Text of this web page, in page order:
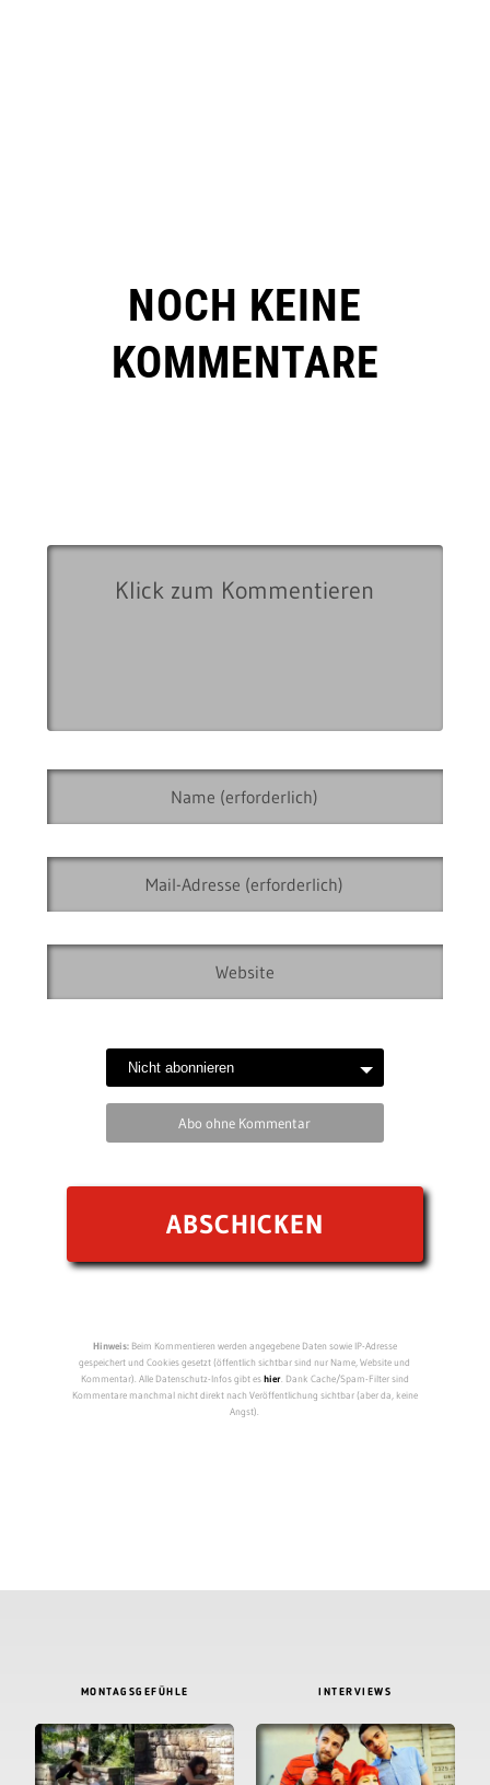
NOCH KEINE
KOMMENTARE
Abo ohne Kommentar
Hinweis:Beim Kommentieren werden angegebene Daten sowie IP-Adresse
gespeichert und Cookies gesetzt (öffentlich sichtbar sind nur Name, Website und
Kommentar). Alle Datenschutz-Infos gibt eshier. Dank Cache/Spam-Filter sind
Kommentare manchmal nicht direkt nach Veröffentlichung sichtbar (aber da, keine
Angst).
MONTAGSGEFÜHLE INTERVIEWS